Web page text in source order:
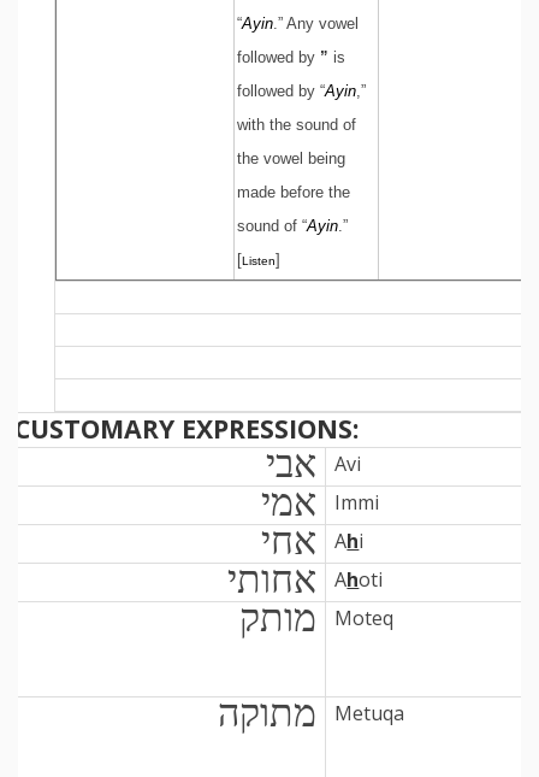
“Ayin.” Any vowel
followed by ” is
followed by “Ayin,”
with the sound of
the vowel being
made before the
sound of “Ayin.”
[Listen]
CUSTOMARY EXPRESSIONS:
אבי Avi
אמי Immi
אחי Ahi
אחותי Ahoti
מותק Moteq
מתוקה Metuqa